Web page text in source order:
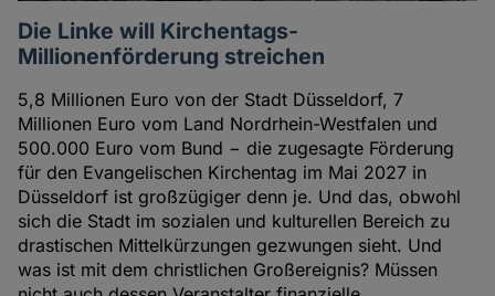
Die Linke will Kirchentags-
Millionenförderung streichen
5,8 Millionen Euro von der Stadt Düsseldorf, 7
Millionen Euro vom Land Nordrhein-Westfalen und
500.000 Euro vom Bund − die zugesagte Förderung
für den Evangelischen Kirchentag im Mai 2027 in
Düsseldorf ist großzügiger denn je. Und das, obwohl
sich die Stadt im sozialen und kulturellen Bereich zu
drastischen Mittelkürzungen gezwungen sieht. Und
was ist mit dem christlichen Großereignis? Müssen